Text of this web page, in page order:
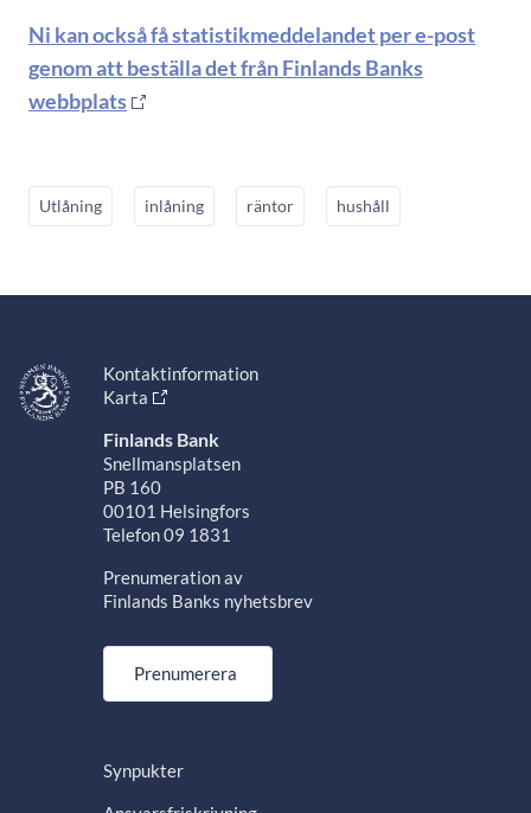
Ni kan också få statistikmeddelandet per e-post
genom att beställa det från Finlands Banks
webbplats
Utlåning inlåning räntor hushåll
Kontaktinformation
Karta
Finlands Bank
Snellmansplatsen
PB 160
00101 Helsingfors
Telefon 09 1831
Prenumeration av
Finlands Banks nyhetsbrev
Prenumerera
Synpukter